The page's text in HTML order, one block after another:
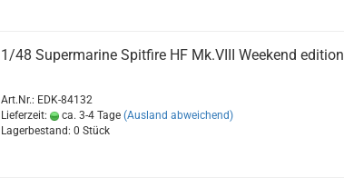
1/48 Supermarine Spitfire HF Mk.VIII Weekend edition
Art.Nr.: EDK-84132
Lieferzeit:
ca. 3-4 Tage (Ausland abweichend)
Lagerbestand: 0 Stück